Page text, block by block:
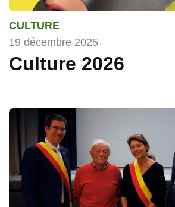
CULTURE
19 décembre 2025
Culture 2026